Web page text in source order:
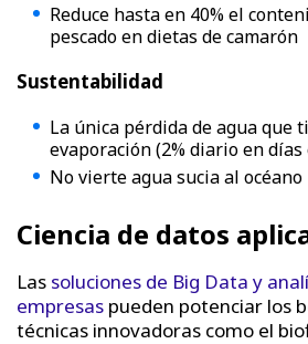
Reduce hasta en 40% el
pescado en dietas de camarón
Sustentabilidad
La única pérdida de agua que
evaporación (2% diario en
No vierte agua sucia al océano
Ciencia de datos
Las soluciones de Big Data y
empresas pueden potenciar los
técnicas innovadoras como el